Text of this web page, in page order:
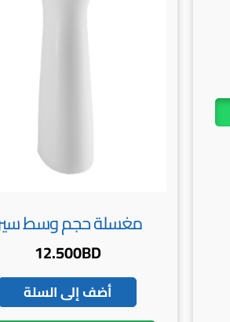
مغسلة حجم وسط
12.500BD
أضف إلى السلة